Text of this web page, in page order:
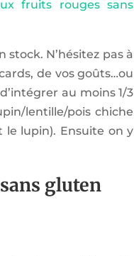
fruits rouges sans
N’hésitez pas à
de vos goûts…ou
au moins 1/3
lentille/pois chiche
lupin). Ensuite on y
gluten